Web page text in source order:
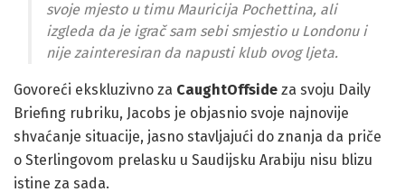
svoje mjesto u timu Mauricija Pochettina, ali
izgleda da je igrač sam sebi smjestio u Londonu i
nije zainteresiran da napusti klub ovog ljeta.
Govoreći ekskluzivno za CaughtOffside za svoju Daily
Briefing rubriku, Jacobs je objasnio svoje najnovije
shvaćanje situacije, jasno stavljajući do znanja da priče
o Sterlingovom prelasku u Saudijsku Arabiju nisu blizu
istine za sada.